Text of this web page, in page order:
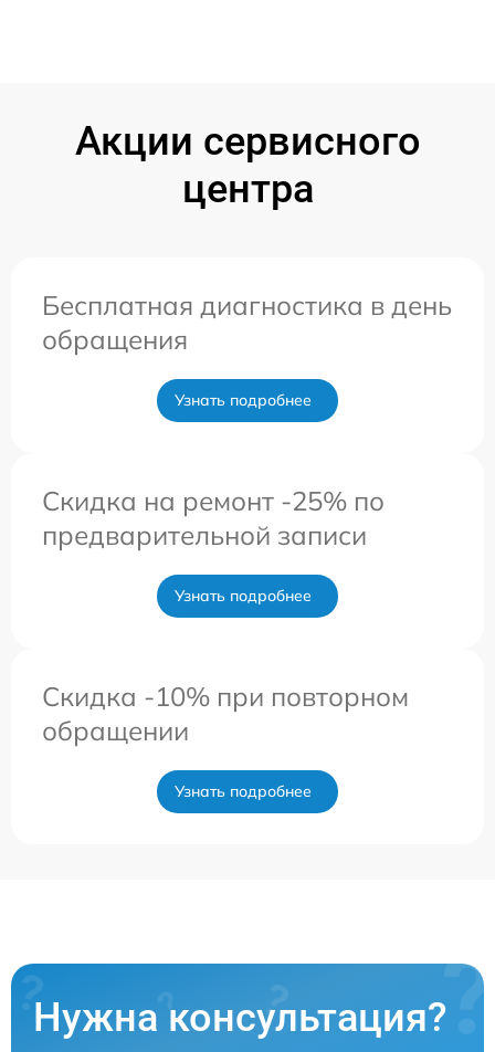
Акции сервисного
центра
Бесплатная диагностика в день
обращения
Узнать подробнее
Скидка на ремонт -25% по
предварительной записи
Узнать подробнее
Скидка -10% при повторном
обращении
Узнать подробнее
Нужна консультация?